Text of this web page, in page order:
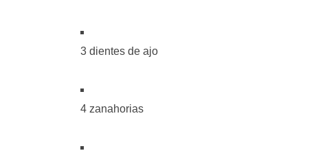
3 dientes de ajo
4 zanahorias